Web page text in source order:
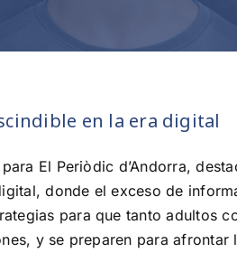
en la era digital
El Periòdic d’Andorra,
donde el exceso de
para que tanto adultos
y se preparen para afrontar